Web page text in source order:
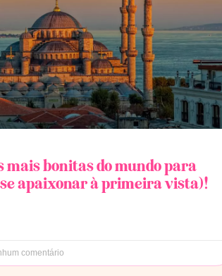
mais bonitas do mundo para
apaixonar à primeira vista)!
comentário